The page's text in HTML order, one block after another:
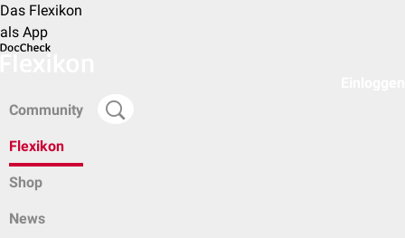
Das Flexikon
als App
Community
Flexikon
Shop
News